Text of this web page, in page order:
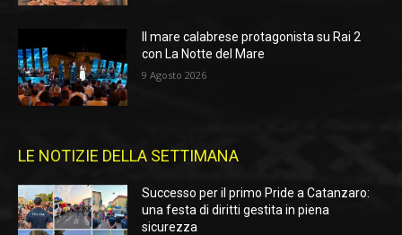
Il mare calabrese protagonista su Rai 2
con La Notte del Mare
9 Agosto 2026
LE NOTIZIE DELLA SETTIMANA
Successo per il primo Pride a Catanzaro:
una festa di diritti gestita in piena
sicurezza